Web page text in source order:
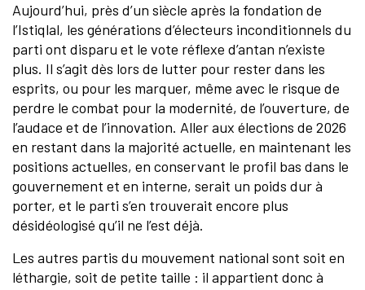
Aujourd’hui, près d’un siècle après la fondation de
l’Istiqlal, les générations d’électeurs inconditionnels du
parti ont disparu et le vote réflexe d’antan n’existe
plus. Il s’agit dès lors de lutter pour rester dans les
esprits, ou pour les marquer, même avec le risque de
perdre le combat pour la modernité, de l’ouverture, de
l’audace et de l’innovation. Aller aux élections de 2026
en restant dans la majorité actuelle, en maintenant les
positions actuelles, en conservant le profil bas dans le
gouvernement et en interne, serait un poids dur à
porter, et le parti s’en trouverait encore plus
désidéologisé qu’il ne l’est déjà.
Les autres partis du mouvement national sont soit en
léthargie, soit de petite taille : il appartient donc à